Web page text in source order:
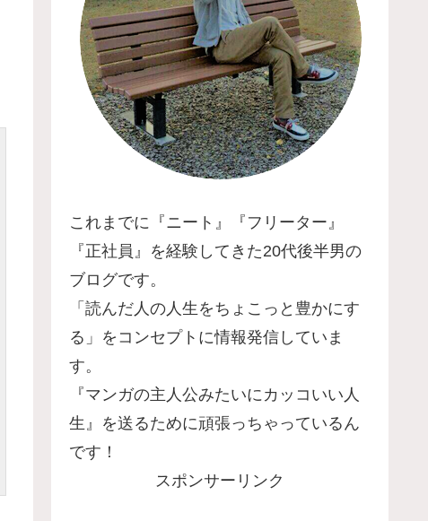
これまでに『ニート』『フリーター』
『正社員』を経験してきた20代後半男の
ブログです。
「読んだ人の人生をちょこっと豊かにす
る」をコンセプトに情報発信していま
す。
『マンガの主人公みたいにカッコいい人
生』を送るために頑張っちゃっているん
です！
スポンサーリンク